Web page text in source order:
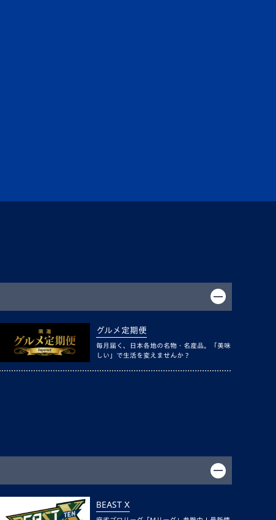
グルメ定期便
毎月届く、日本各地の名物・名産品。「美味
しい」で生活を変えませんか？
BEAST X